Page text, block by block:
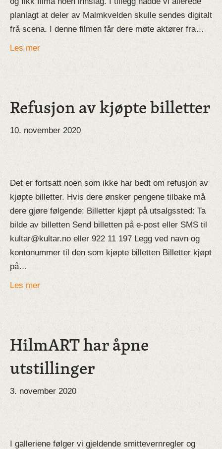
planlagt at deler av Malmkvelden skulle sendes digitalt
frå scena. I denne filmen får dere møte aktører fra…
Les mer
Refusjon av kjøpte billetter
10. november 2020
Det er fortsatt noen som ikke har bedt om refusjon av
kjøpte billetter. Hvis dere ønsker pengene tilbake må
dere gjøre følgende: Billetter kjøpt på utsalgssted: Ta
bilde av billetten Send billetten på e-post eller SMS til
kultar@kultar.no eller 922 11 197 Legg ved navn og
kontonummer til den som kjøpte billetten Billetter kjøpt
på…
Les mer
HilmART har åpne
utstillinger
3. november 2020
I galleriene følger vi gjeldende smittevernregler og